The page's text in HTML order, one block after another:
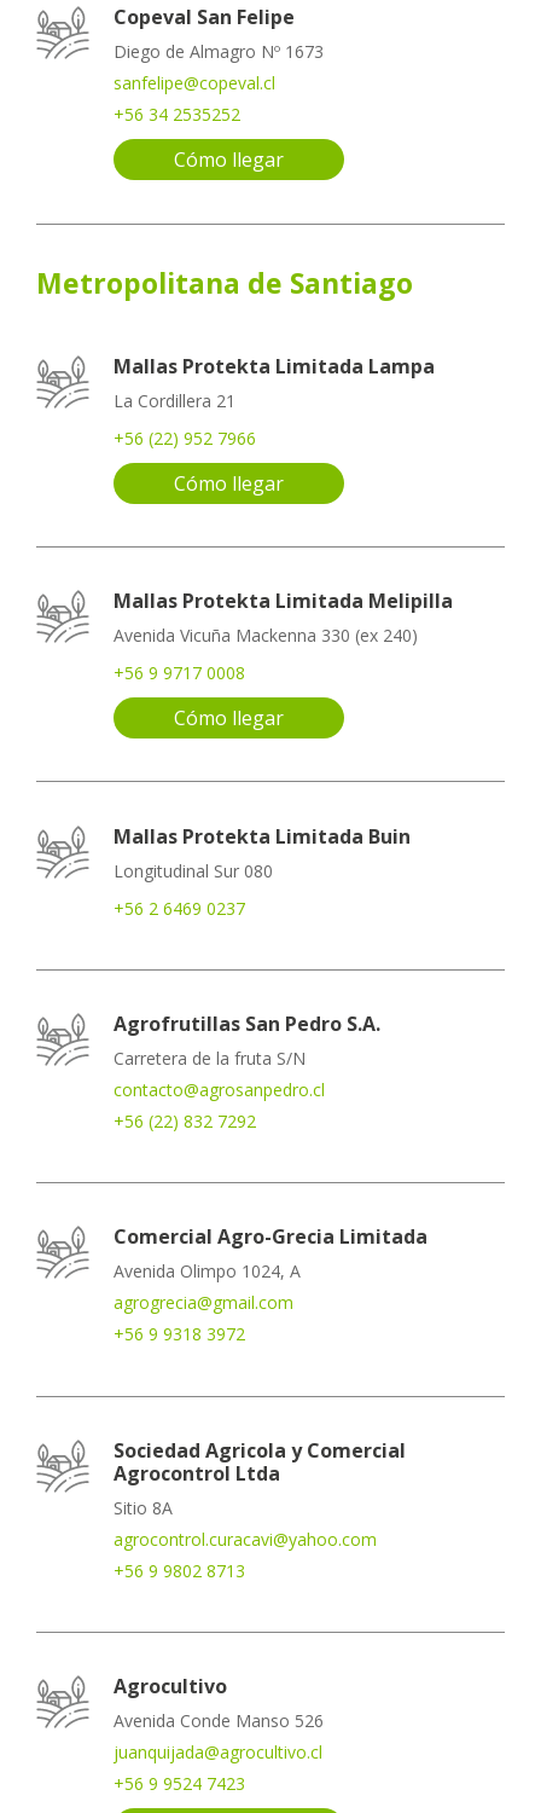
Copeval San Felipe
Diego de Almagro Nº 1673
sanfelipe@copeval.cl
+56 34 2535252
Cómo llegar
Metropolitana de Santiago
Mallas Protekta Limitada Lampa
La Cordillera 21
+56 (22) 952 7966
Cómo llegar
Mallas Protekta Limitada Melipilla
Avenida Vicuña Mackenna 330 (ex 240)
+56 9 9717 0008
Cómo llegar
Mallas Protekta Limitada Buin
Longitudinal Sur 080
+56 2 6469 0237
Agrofrutillas San Pedro S.A.
Carretera de la fruta S/N
contacto@agrosanpedro.cl
+56 (22) 832 7292
Comercial Agro-Grecia Limitada
Avenida Olimpo 1024, A
agrogrecia@gmail.com
+56 9 9318 3972
Sociedad Agricola y Comercial
Agrocontrol Ltda
Sitio 8A
agrocontrol.curacavi@yahoo.com
+56 9 9802 8713
Agrocultivo
Avenida Conde Manso 526
juanquijada@agrocultivo.cl
+56 9 9524 7423